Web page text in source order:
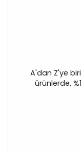
A'dan Z'ye
ürünlerde,